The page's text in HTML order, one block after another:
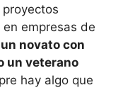
empresas de
novato con
un veterano
hay algo que